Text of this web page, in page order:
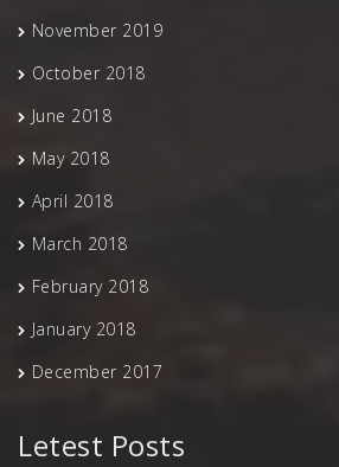
November 2019
October 2018
June 2018
May 2018
April 2018
March 2018
February 2018
January 2018
December 2017
Letest Posts